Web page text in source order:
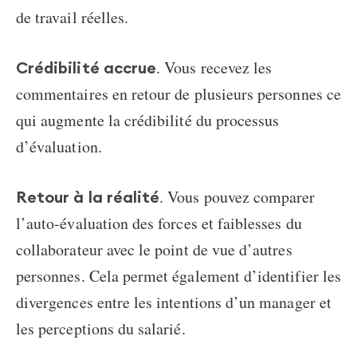
de travail réelles.
Crédibilité accrue. Vous recevez les
commentaires en retour de plusieurs personnes ce
qui augmente la crédibilité du processus
d’évaluation.
Retour à la réalité. Vous pouvez comparer
l’auto-évaluation des forces et faiblesses du
collaborateur avec le point de vue d’autres
personnes. Cela permet également d’identifier les
divergences entre les intentions d’un manager et
les perceptions du salarié.